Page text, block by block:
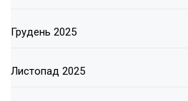
Грудень 2025
Листопад 2025